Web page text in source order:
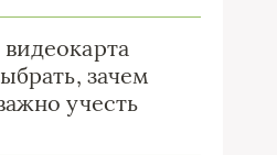
зачем
учесть